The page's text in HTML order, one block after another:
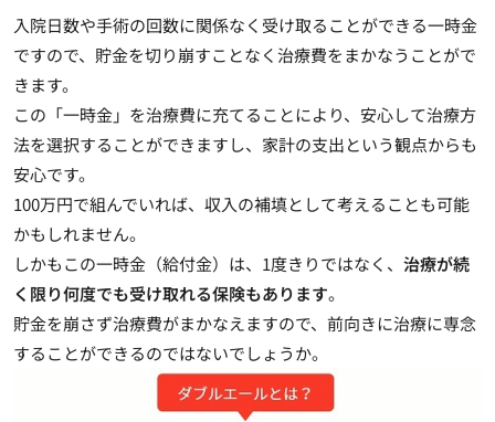
入院日数や手術の回数に関係なく受け取ることができる一時金
ですので、貯金を切り崩すことなく治療費をまかなうことがで
きます。
この「一時金」を治療費に充てることにより、安心して治療方
法を選択することができますし、家計の支出という観点からも
安心です。
100万円で組んでいれば、収入の補填として考えることも可能
かもしれません。
しかもこの一時金（給付金）は、1度きりではなく、 治療が続
く限り何度でも受け取れる保険もあります。
貯金を崩さず治療費がまかなえますので、前向きに治療に専念
することができるのではないでしょうか。